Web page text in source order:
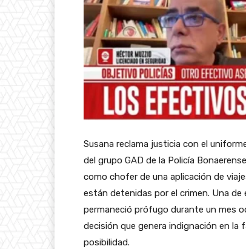
Susana reclama justicia con el
del grupo GAD de la Policía
como chofer de una aplicación de
están detenidas por el crimen. Una de
permaneció prófugo durante un mes
decisión que genera indignación en
posibilidad.